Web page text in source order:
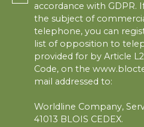
accordance with GDPR.
the subject of
telephone, you can
list of opposition to
provided for by Article
Code, on the
mail addressed to:
Worldline Company,
41013 BLOIS CEDEX.